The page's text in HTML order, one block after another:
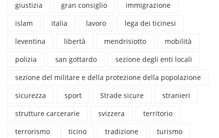
giustizia
gran consiglio
immigrazione
islam
italia lavoro
lega dei ticinesi
leventina
libertà mendrisiotto
mobilità
polizia
san gottardo
sezione degli enti locali
sezione del militare e della protezione della popolazione
sicurezza
sport Strade sicure
stranieri
strutture carcerarie
svizzera
territorio
terrorismo
ticino tradizione turismo